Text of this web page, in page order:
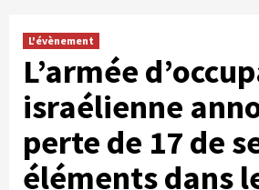
L'évènement
L’armée
israélienne
perte de 17 de
éléments dans